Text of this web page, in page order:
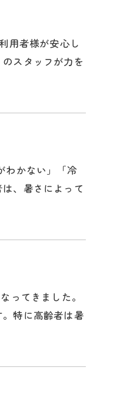
用者様が安心し
スタッフが力を
わかない」「冷
、暑さによって
ってきました。
特に高齢者は暑